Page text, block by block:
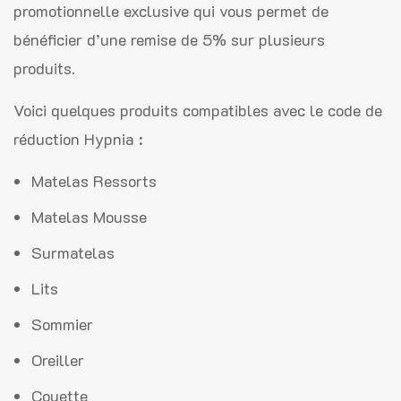
promotionnelle exclusive qui vous permet de
bénéficier d’une remise de 5% sur plusieurs
produits.
Voici quelques produits compatibles avec le code de
réduction Hypnia :
Matelas Ressorts
Matelas Mousse
Surmatelas
Lits
Sommier
Oreiller
Couette